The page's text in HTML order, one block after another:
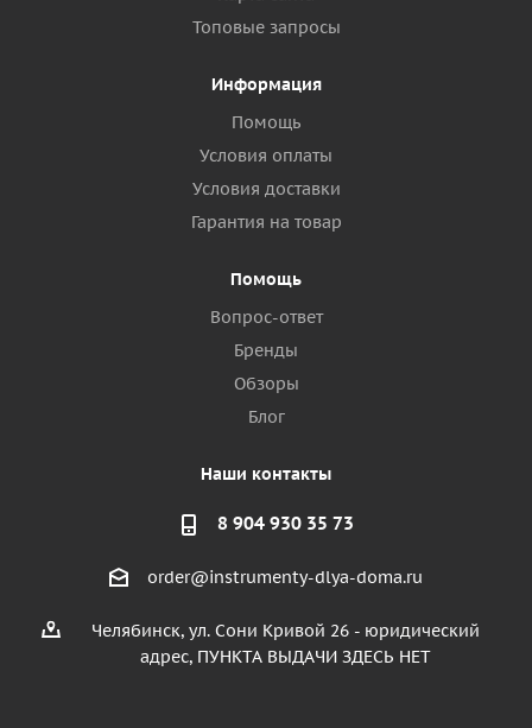
Топовые запросы
Информация
Помощь
Условия оплаты
Условия доставки
Гарантия на товар
Помощь
Вопрос-ответ
Бренды
Обзоры
Блог
Наши контакты
8 904 930 35 73
order@instrumenty-dlya-doma.ru
Челябинск, ул. Сони Кривой 26 - юридический
адрес, ПУНКТА ВЫДАЧИ ЗДЕСЬ НЕТ